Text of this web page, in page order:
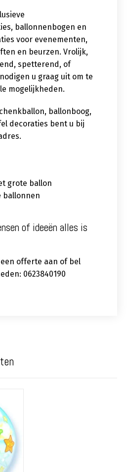
ballonnenbogen en
voor evenementen,
en beurzen. Vrolijk,
spetterend, of
u graag uit om te
mogelijkheden.
ballonboog,
decoraties bent u bij
grote ballon
ballonnen
of ideeën alles is
offerte aan of bel
0623840190